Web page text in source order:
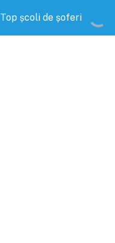
Top școli de șoferi